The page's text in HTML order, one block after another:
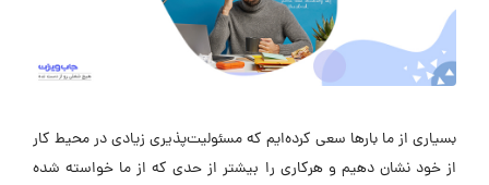
بسیاری از ما بارها سعی کرده‌ایم که مسئولیت‌پذیری زیادی در محیط کار
از خود نشان دهیم و هرکاری را بیشتر از حدی که از ما خواسته شده